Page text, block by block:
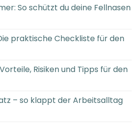
So schützt du deine Fellnasen
praktische Checkliste für den
Risiken und Tipps für den
– so klappt der Arbeitsalltag